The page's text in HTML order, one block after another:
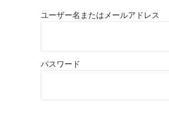
ユーザー名またはメールアドレス
パスワード